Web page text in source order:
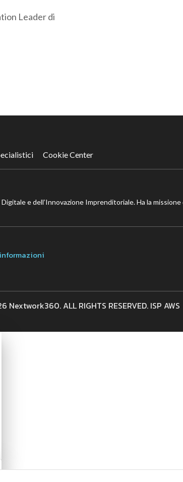
Leader di
Cookie Center
e dell’Innovazione Imprenditoriale. Ha la
ALL RIGHTS RESERVED. ISP AWS